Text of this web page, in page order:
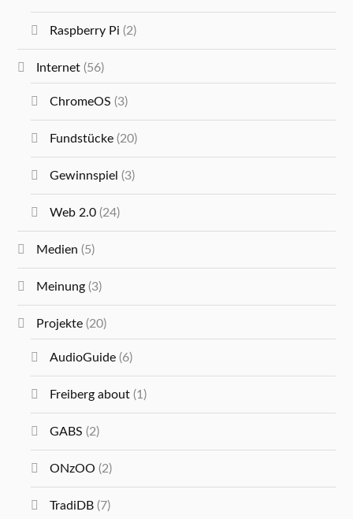
Raspberry Pi (2)
Internet (56)
ChromeOS (3)
Fundstücke(20)
Gewinnspiel (3)
Web 2.0(24)
Medien (5)
Meinung (3)
Projekte (20)
AudioGuide(6)
Freiberg about(1)
GABS (2)
ONzOO (2)
TradiDB(7)